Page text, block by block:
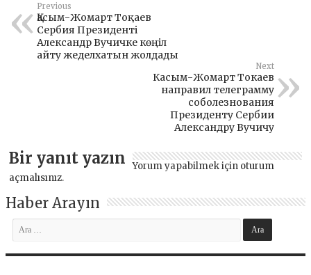
Previous
Қасым-Жомарт Тоқаев
Сербия Президенті
Александр Вучичке көңіл
айту жеделхатын жолдады
Next
Касым-Жомарт Токаев
направил телеграмму
соболезнования
Президенту Сербии
Александру Вучичу
Bir yanıt yazın Yorum yapabilmek için oturum
açmalısınız.
Haber Arayın